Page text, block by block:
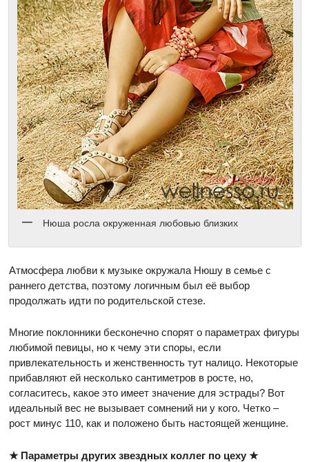
Нюша росла окруженная любовью близких
Атмосфера любви к музыке окружала Нюшу в семье с
раннего детства, поэтому логичным был её выбор
продолжать идти по родительской стезе.
Многие поклонники бесконечно спорят о параметрах фигуры
любимой певицы, но к чему эти споры, если
привлекательность и женственность тут налицо. Некоторые
прибавляют ей несколько сантиметров в росте, но,
согласитесь, какое это имеет значение для эстрады? Вот
идеальный вес не вызывает сомнений ни у кого. Четко –
рост минус 110, как и положено быть настоящей женщине.
★ Параметры других звездных коллег по цеху ★